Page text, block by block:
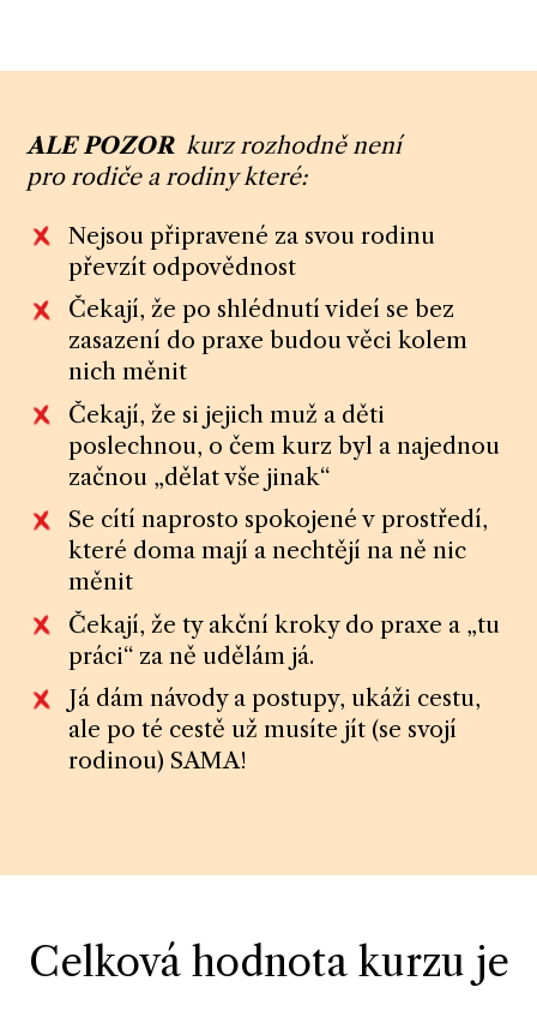
ALE POZOR kurz rozhodně není
pro rodiče a rodiny které:
Nejsou připravené za svou rodinu
převzít odpovědnost
Čekají, že po shlédnutí videí se bez
zasazení do praxe budou věci kolem
nich měnit
Čekají, že si jejich muž a děti
poslechnou, o čem kurz byl a najednou
začnou „dělat vše jinak“
Se cítí naprosto spokojené v prostředí,
které doma mají a nechtějí na ně nic
měnit
Čekají, že ty akční kroky do praxe a „tu
práci“ za ně udělám já.
Já dám návody a postupy, ukáži cestu,
ale po té cestě už musíte jít (se svojí
rodinou) SAMA!
Celková hodnota kurzu je